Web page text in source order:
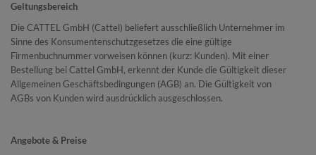
Geltungsbereich
Die CATTEL GmbH (Cattel) beliefert ausschließlich Unternehmer im
Sinne des Konsumentenschutzgesetzes die eine gültige
Firmenbuchnummer vorweisen können (kurz: Kunden). Mit einer
Bestellung bei Cattel GmbH, erkennt der Kunde die Gültigkeit dieser
Allgemeinen Geschäftsbedingungen (AGB) an. Die Gültigkeit von
AGBs von Kunden wird ausdrücklich ausgeschlossen.
Angebote & Preise